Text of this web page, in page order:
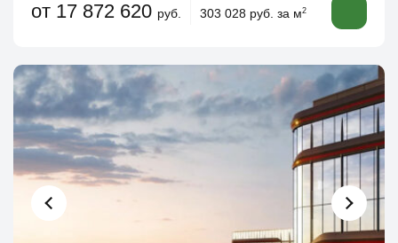
от 17 872 620 руб. 303 028 руб. за м2